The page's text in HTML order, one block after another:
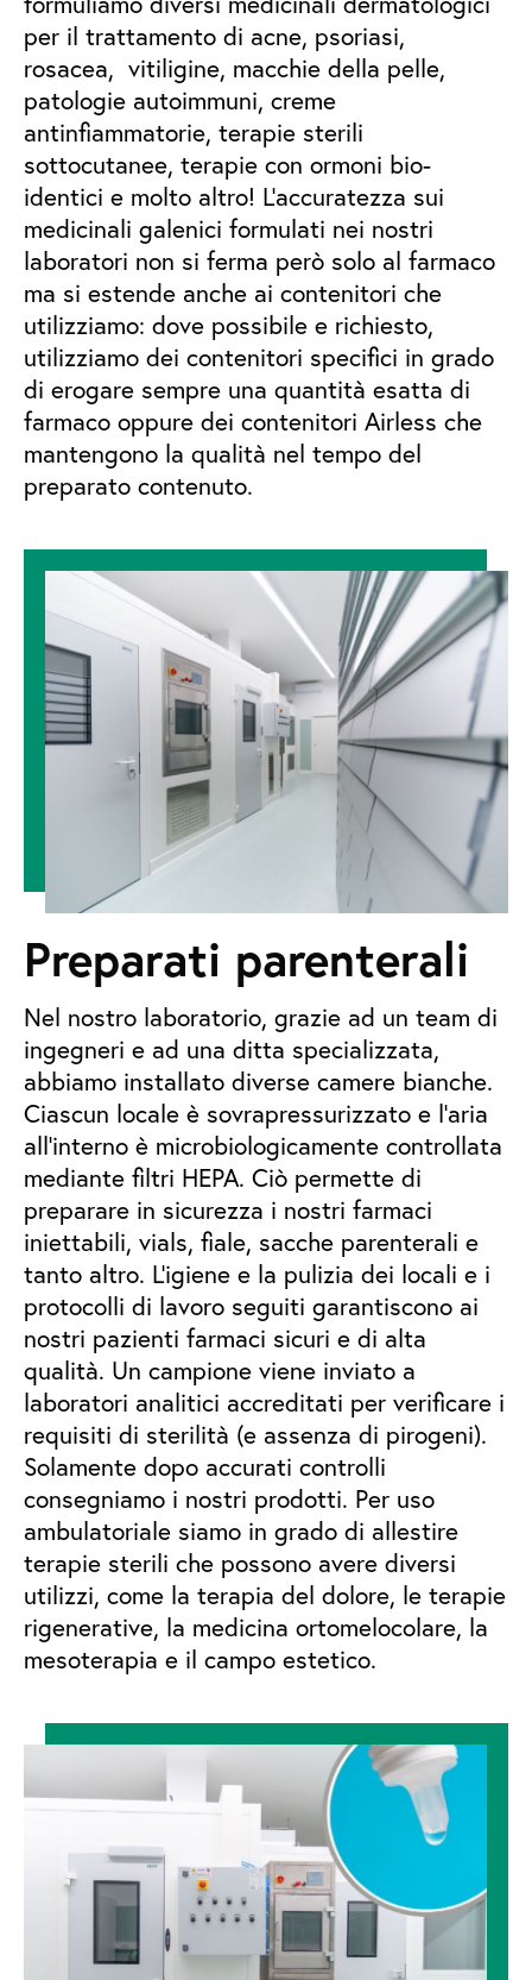
per il trattamento di acne, psoriasi,
rosacea, vitiligine, macchie della pelle,
patologie autoimmuni, creme
antinfiammatorie, terapie sterili
sottocutanee, terapie con ormoni bio-
identici e molto altro! L’accuratezza sui
medicinali galenici formulati nei nostri
laboratori non si ferma però solo al farmaco
ma si estende anche ai contenitori che
utilizziamo: dove possibile e richiesto,
utilizziamo dei contenitori specifici in grado
di erogare sempre una quantità esatta di
farmaco oppure dei contenitori Airless che
mantengono la qualità nel tempo del
preparato contenuto.
Preparati parenterali
Nel nostro laboratorio, grazie ad un team di
ingegneri e ad una ditta specializzata,
abbiamo installato diverse camere bianche.
Ciascun locale è sovrapressurizzato e l’aria
all'interno è microbiologicamente controllata
mediante filtri HEPA. Ciò permette di
preparare in sicurezza i nostri farmaci
iniettabili, vials, fiale, sacche parenterali e
tanto altro. L'igiene e la pulizia dei locali e i
protocolli di lavoro seguiti garantiscono ai
nostri pazienti farmaci sicuri e di alta
qualità. Un campione viene inviato a
laboratori analitici accreditati per verificare i
requisiti di sterilità (e assenza di pirogeni).
Solamente dopo accurati controlli
consegniamo i nostri prodotti. Per uso
ambulatoriale siamo in grado di allestire
terapie sterili che possono avere diversi
utilizzi, come la terapia del dolore, le terapie
rigenerative, la medicina ortomelocolare, la
mesoterapia e il campo estetico.